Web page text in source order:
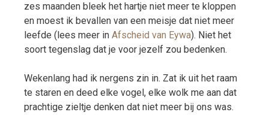
zes maanden bleek het hartje niet meer te kloppen
en moest ik bevallen van een meisje dat niet meer
leefde (lees meer in Afscheid van Eywa). Niet het
soort tegenslag dat je voor jezelf zou bedenken.
Wekenlang had ik nergens zin in. Zat ik uit het raam
te staren en deed elke vogel, elke wolk me aan dat
prachtige zieltje denken dat niet meer bij ons was.